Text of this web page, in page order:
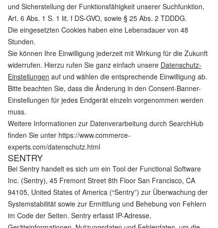
und Sicherstellung der Funktionsfähigkeit unserer Suchfunktion,
Art. 6 Abs. 1 S. 1 lit. f DS-GVO, sowie § 25 Abs. 2 TDDDG.
Die eingesetzten Cookies haben eine Lebensdauer von 48
Stunden.
Sie können Ihre Einwilligung jederzeit mit Wirkung für die Zukunft
widerrufen. Hierzu rufen Sie ganz einfach unsere Datenschutz-
Einstellungen auf und wählen die entsprechende Einwilligung ab.
Bitte beachten Sie, dass die Änderung in den Consent-Banner-
Einstellungen für jedes Endgerät einzeln vorgenommen werden
muss.
Weitere Informationen zur Datenverarbeitung durch SearchHub
finden Sie unter https://www.commerce-
experts.com/datenschutz.html
SENTRY
Bei Sentry handelt es sich um ein Tool der Functional Software
Inc. (Sentry), 45 Fremont Street 8th Floor San Francisco, CA
94105, United States of America (“Sentry”) zur Überwachung der
Systemstabilität sowie zur Ermittlung und Behebung von Fehlern
im Code der Seiten. Sentry erfasst IP-Adresse,